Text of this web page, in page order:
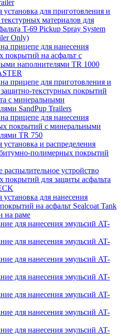
для приготовления и
материалов для
T-69 Pickup Spray System
Only)
прицепе для нанесения
покрытий на асфальт с
наполнителями TR 1000
прицепе для приготовления и
защитно-текстурных покрытий
с минеральными
SandPup Trailers
прицепе для нанесения
покрытий с минеральными
TR 750
и распределения
полимерных покрытий
устройство
покрытий для защиты асфальта
для нанесения
на асфальт Sealcoat Tank
на раме
для нанесения эмульсий AT-
для нанесения эмульсий AT-
для нанесения эмульсий AT-
для нанесения эмульсий AT-
для нанесения эмульсий AT-
для нанесения эмульсий AT-
для нанесения эмульсий AT-